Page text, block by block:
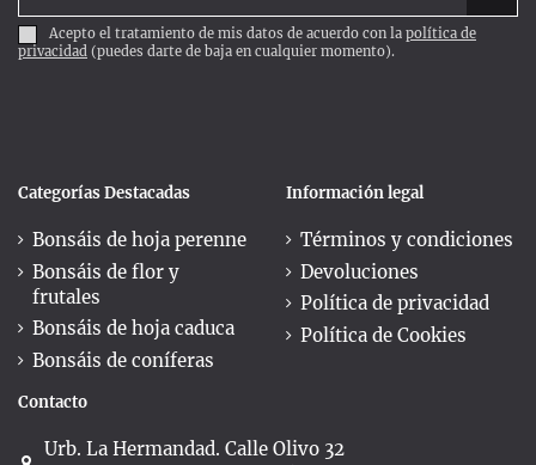
Acepto el tratamiento de mis datos de acuerdo con la política de
privacidad (puedes darte de baja en cualquier momento).
Categorías Destacadas
Bonsáis de hoja perenne
Bonsáis de flor y
frutales
Bonsáis de hoja caduca
Bonsáis de coníferas
Información legal
Términos y condiciones
Devoluciones
Política de privacidad
Política de Cookies
Contacto
Urb. La Hermandad. Calle Olivo 32